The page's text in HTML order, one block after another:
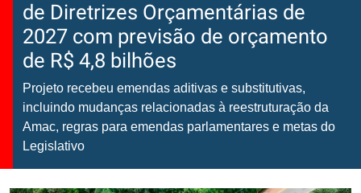
de Diretrizes Orçamentárias de
2027 com previsão de orçamento
de R$ 4,8 bilhões
Projeto recebeu emendas aditivas e substitutivas,
incluindo mudanças relacionadas à reestruturação da
Amac, regras para emendas parlamentares e metas do
Legislativo